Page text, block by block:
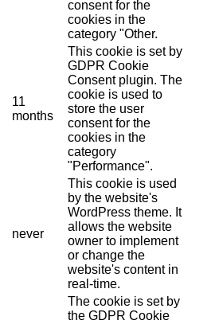
consent for the
cookies in the
category "Other.
11
months
This cookie is set by
GDPR Cookie
Consent plugin. The
cookie is used to
store the user
consent for the
cookies in the
category
"Performance".
never
This cookie is used
by the website's
WordPress theme. It
allows the website
owner to implement
or change the
website's content in
real-time.
The cookie is set by
the GDPR Cookie